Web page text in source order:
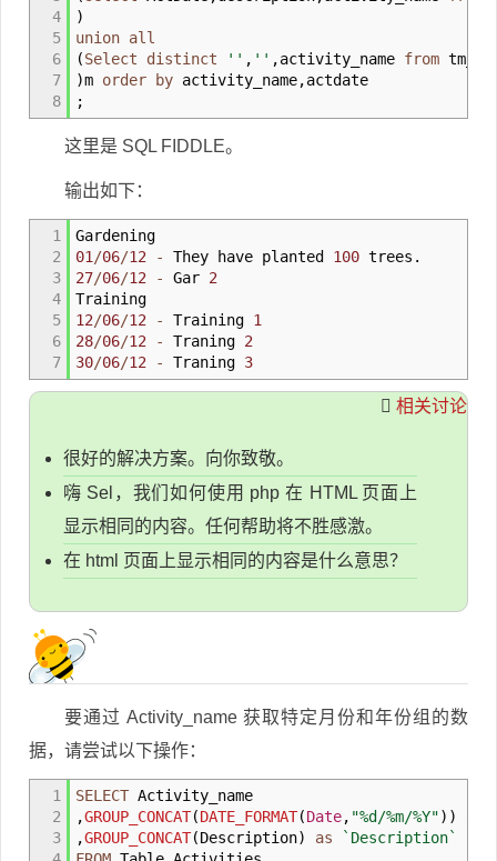
4
5
6
7
8
)
union all
(Select distinct '' , '' ,activity_name from
)m order by activity_name,actdate
;
这里是 SQL FIDDLE。
输出如下：
1
2
3
4
5
6
7
Gardening
01 /06/12 - They have planted 100 trees.
27/06/12 - Gar 2
Training
12/06/12 - Training 1
28/06/12 - Traning 2
30/06/12 - Traning 3
相关讨论
很好的解决方案。向你致敬。
嗨 Sel，我们如何使用 php 在 HTML 页面上
显示相同的内容。任何帮助将不胜感激。
在 html 页面上显示相同的内容是什么意思？
要通过 Activity_name 获取特定月份和年份组的数
据，请尝试以下操作：
1
2
3
SELECT Activity_name
,GROUP_CONCAT(DATE_FORMAT(Date, "%d/%m/%Y") )
,GROUP_CONCAT(Description) as
`Description`